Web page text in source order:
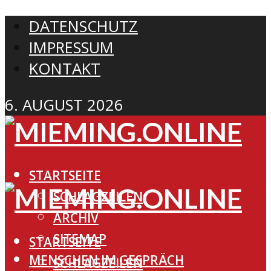
DATENSCHUTZ
IMPRESSUM
KONTAKT
6. AUGUST 2026
STARTSEITE
SCHLAGZEILEN
ARCHIV
SITEMAP
MENSCHEN IM GESPRÄCH
STARTSEITE
SCHLAGZEILEN